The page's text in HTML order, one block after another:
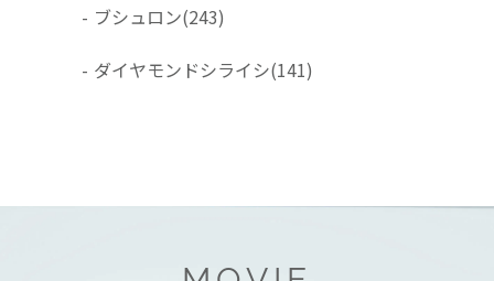
- ブシュロン(243)
- ダイヤモンドシライシ(141)